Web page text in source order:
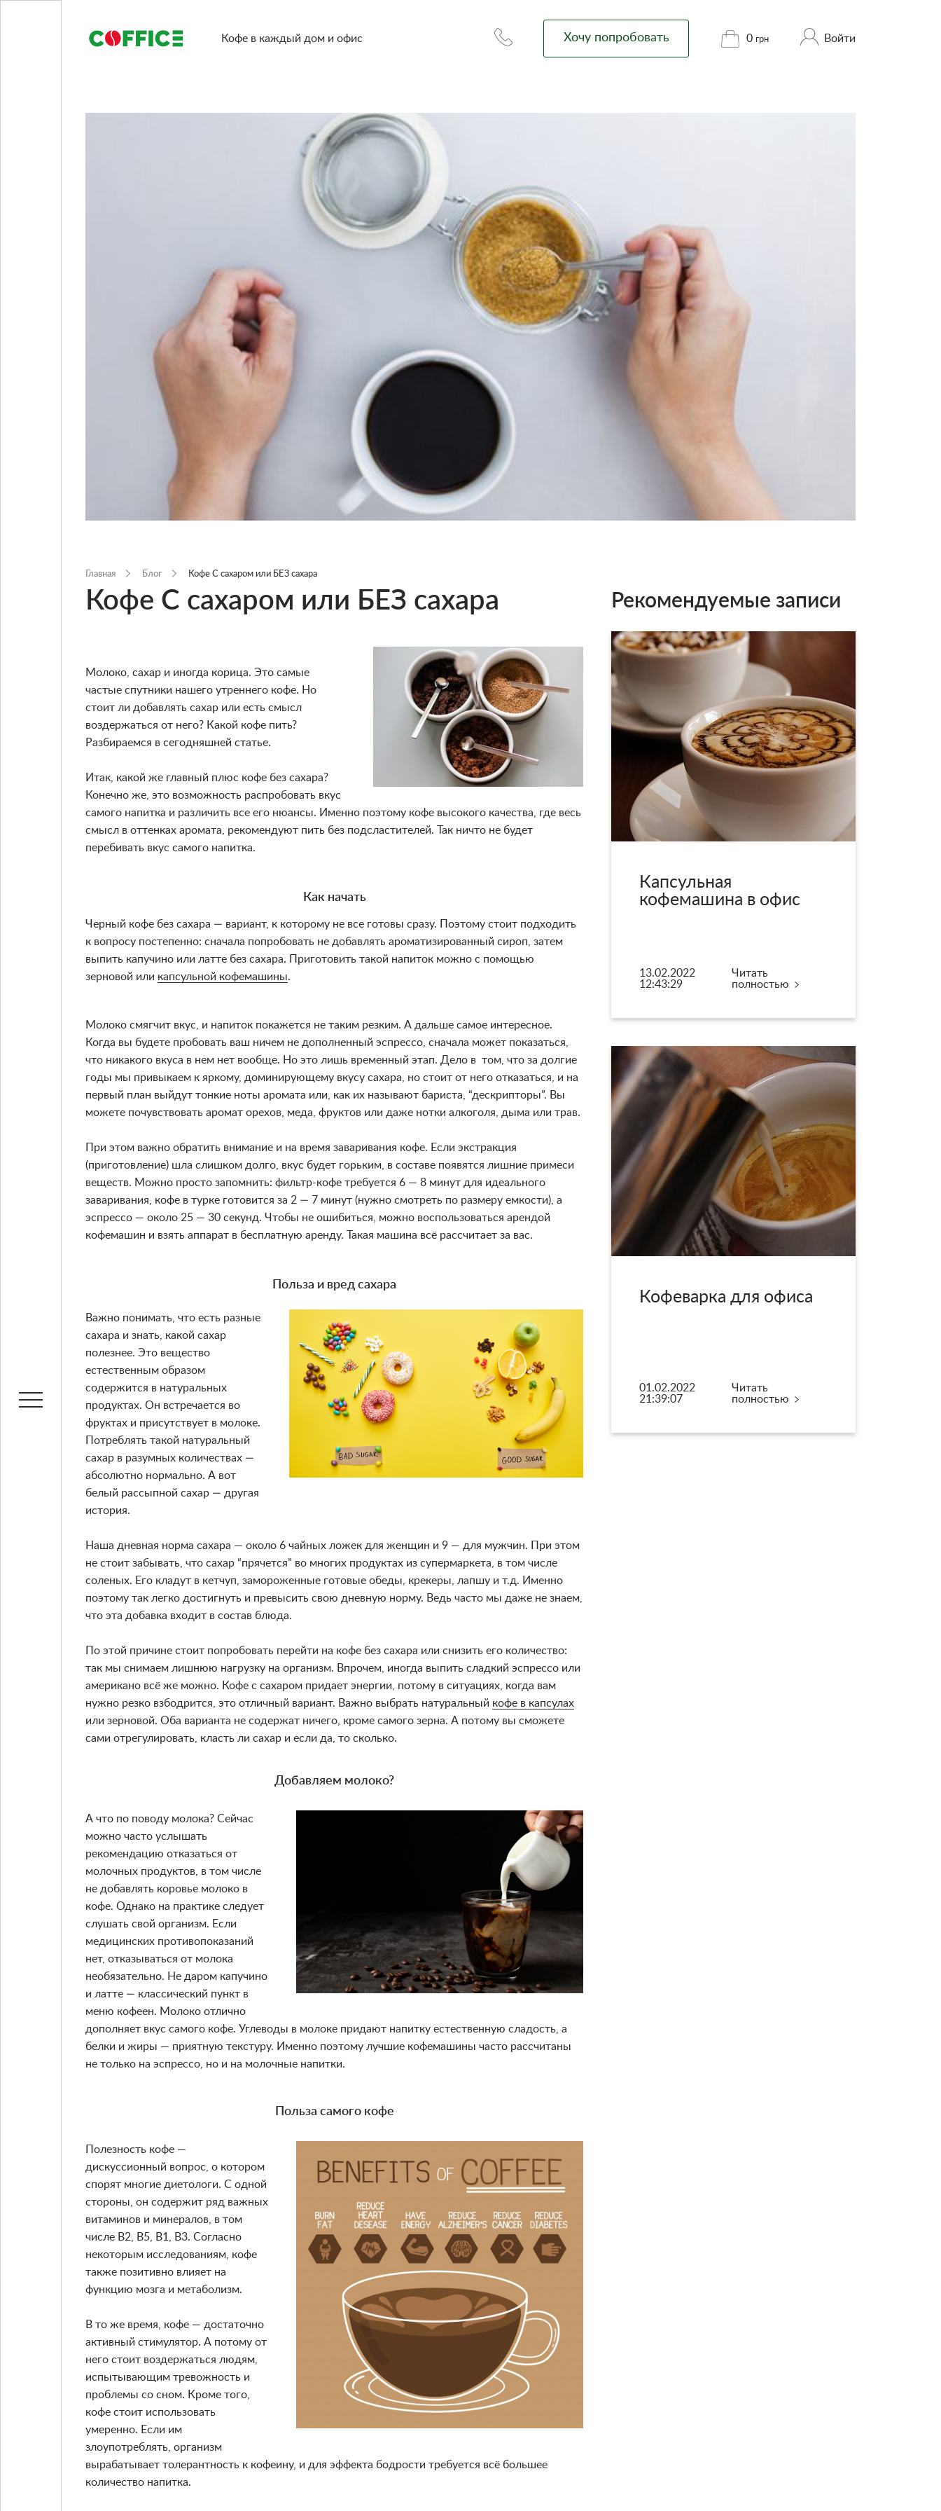
Кофе в каждый дом и офис Хочу попробовать 0 грн Войти
Главная Блог Кофе С сахаром или БЕЗ сахара
Кофе С сахаром или БЕЗ сахара
Молоко, сахар и иногда корица. Это самые
частые спутники нашего утреннего кофе. Но
стоит ли добавлять сахар или есть смысл
воздержаться от него? Какой кофе пить?
Разбираемся в сегодняшней статье.
Итак, какой же главный плюс кофе без сахара?
Конечно же, это возможность распробовать вкус
самого напитка и различить все его нюансы. Именно поэтому кофе высокого качества, где весь
смысл в оттенках аромата, рекомендуют пить без подсластителей. Так ничто не будет
перебивать вкус самого напитка.
Как начать
Черный кофе без сахара — вариант, к которому не все готовы сразу. Поэтому стоит подходить
к вопросу постепенно: сначала попробовать не добавлять ароматизированный сироп, затем
выпить капучино или латте без сахара. Приготовить такой напиток можно с помощью
зерновой или капсульной кофемашины.
Молоко смягчит вкус, и напиток покажется не таким резким. А дальше самое интересное.
Когда вы будете пробовать ваш ничем не дополненный эспрессо, сначала может показаться,
что никакого вкуса в нем нет вообще. Но это лишь временный этап. Дело в том, что за долгие
годы мы привыкаем к яркому, доминирующему вкусу сахара, но стоит от него отказаться, и на
первый план выйдут тонкие ноты аромата или, как их называют бариста, “дескрипторы”. Вы
можете почувствовать аромат орехов, меда, фруктов или даже нотки алкоголя, дыма или трав.
При этом важно обратить внимание и на время заваривания кофе. Если экстракция
(приготовление) шла слишком долго, вкус будет горьким, в составе появятся лишние примеси
веществ. Можно просто запомнить: фильтр-кофе требуется 6 — 8 минут для идеального
заваривания, кофе в турке готовится за 2 — 7 минут (нужно смотреть по размеру емкости), а
эспрессо — около 25 — 30 секунд. Чтобы не ошибиться, можно воспользоваться арендой
кофемашин и взять аппарат в бесплатную аренду. Такая машина всё рассчитает за вас.
Польза и вред сахара
Важно понимать, что есть разные
сахара и знать, какой сахар
полезнее. Это вещество
естественным образом
содержится в натуральных
продуктах. Он встречается во
фруктах и присутствует в молоке.
Потреблять такой натуральный
сахар в разумных количествах —
абсолютно нормально. А вот
белый рассыпной сахар — другая
история.
Наша дневная норма сахара — около 6 чайных ложек для женщин и 9 — для мужчин. При этом
не стоит забывать, что сахар “прячется” во многих продуктах из супермаркета, в том числе
соленых. Его кладут в кетчуп, замороженные готовые обеды, крекеры, лапшу и т.д. Именно
поэтому так легко достигнуть и превысить свою дневную норму. Ведь часто мы даже не знаем,
что эта добавка входит в состав блюда.
По этой причине стоит попробовать перейти на кофе без сахара или снизить его количество:
так мы снимаем лишнюю нагрузку на организм. Впрочем, иногда выпить сладкий эспрессо или
американо всё же можно. Кофе с сахаром придает энергии, потому в ситуациях, когда вам
нужно резко взбодрится, это отличный вариант. Важно выбрать натуральный кофе в капсулах
или зерновой. Оба варианта не содержат ничего, кроме самого зерна. А потому вы сможете
сами отрегулировать, класть ли сахар и если да, то сколько.
Добавляем молоко?
А что по поводу молока? Сейчас
можно часто услышать
рекомендацию отказаться от
молочных продуктов, в том числе
не добавлять коровье молоко в
кофе. Однако на практике следует
слушать свой организм. Если
медицинских противопоказаний
нет, отказываться от молока
необязательно. Не даром капучино
и латте — классический пункт в
меню кофеен. Молоко отлично
дополняет вкус самого кофе. Углеводы в молоке придают напитку естественную сладость, а
белки и жиры — приятную текстуру. Именно поэтому лучшие кофемашины часто рассчитаны
не только на эспрессо, но и на молочные напитки.
Польза самого кофе
Полезность кофе —
дискуссионный вопрос, о котором
спорят многие диетологи. С одной
стороны, он содержит ряд важных
витаминов и минералов, в том
числе B2, B5, B1, B3. Согласно
некоторым исследованиям, кофе
также позитивно влияет на
функцию мозга и метаболизм.
В то же время, кофе — достаточно
активный стимулятор. А потому от
него стоит воздержаться людям,
испытывающим тревожность и
проблемы со сном. Кроме того,
кофе стоит использовать
умеренно. Если им
злоупотреблять, организм
вырабатывает толерантность к кофеину, и для эффекта бодрости требуется всё большее
количество напитка.
Рекомендуемые записи
Капсульная
кофемашина в офис
13.02.2022
12:43:29
Читать
полностью
Кофеварка для офиса
01.02.2022
21:39:07
Читать
полностью